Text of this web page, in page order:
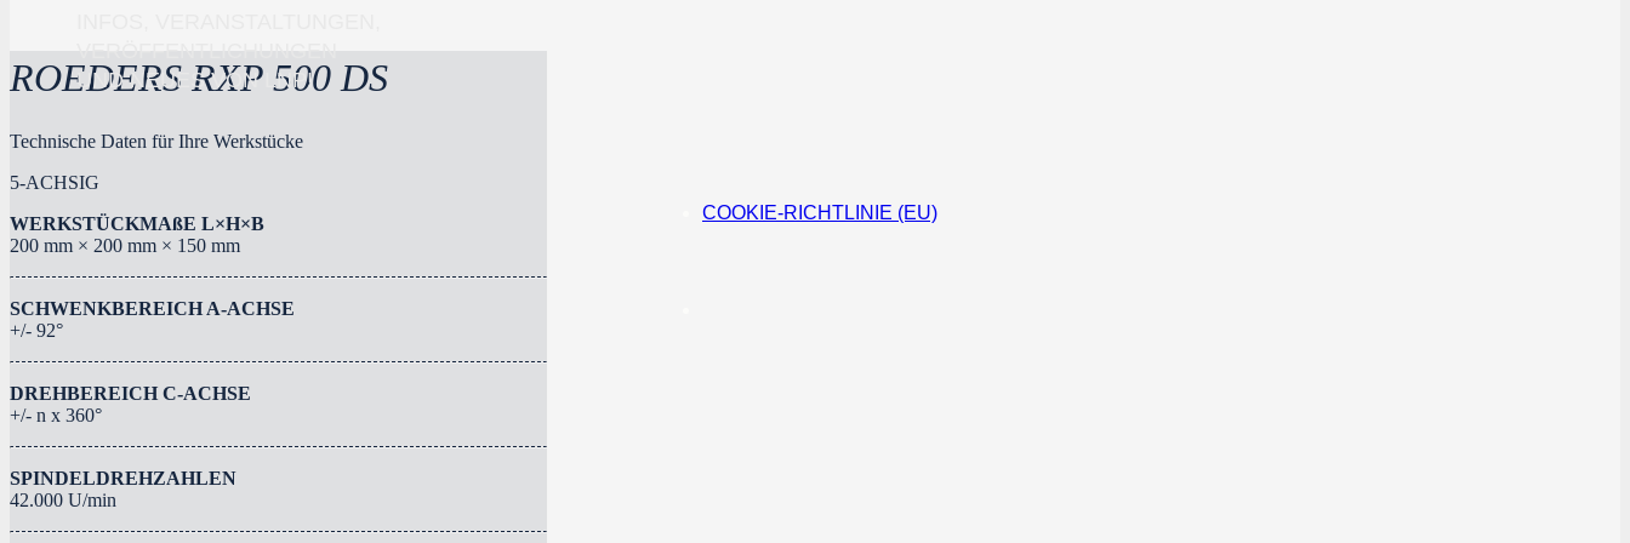
UND NEUES VON LNP!
COOKIE-RICHTLINIE (EU)
ROEDERS RXP 500 DS
Technische Daten für Ihre Werkstücke
5-ACHSIG
WERKSTÜCKMAßE L×H×B
200 mm × 200 mm × 150 mm
SCHWENKBEREICH A-ACHSE
+/- 92°
DREHBEREICH C-ACHSE
+/- n x 360°
SPINDELDREHZAHLEN
42.000 U/min